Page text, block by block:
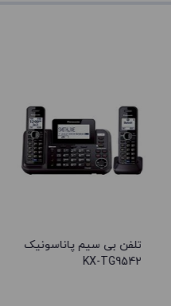
تلفن بی سیم پاناسونیک
KX-TG9542